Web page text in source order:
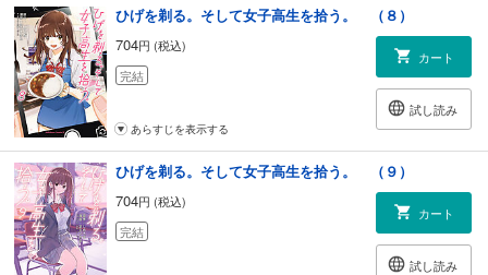
ひげを剃る。そして女子高生を拾う。 （８）
704円 (税込)
完結
カート
試し読み
あらすじを表示する
ひげを剃る。そして女子高生を拾う。 （９）
704円 (税込)
完結
カート
試し読み